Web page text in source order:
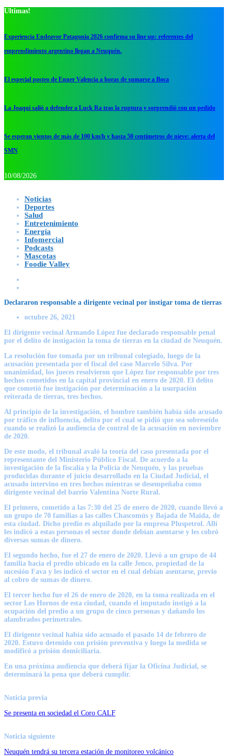
Ultimas!
Experiencia Endeavor Patagonia 2026 confirma su line up: referentes del
emprendimiento argentino llegan a Neuquén.
El especial posteo de Enner Valencia a horas de sumarse a Boca
La Joaqui salió a defender a Luck Ra tras la ruptura y sorprendió con un pedido
Se esperan vientos de más de 100 km/h y hasta 50 centímetros de nieve: alerta del
SMN
10/08/2026
Noticias
Deportes
Salud
Entretenimiento
Energía
Infomercial
Podcasts
Mascotas
Foodie Valley
Declararon responsable a dirigente vecinal por instigar toma de tierras
octubre 26, 2021
El dirigente vecinal Armando López fue declarado responsable penal
por el delito de instigación la toma de tierras en la ciudad de Neuquén.
La resolución fue tomada por un tribunal colegiado, luego de la
acusación presentada por el fiscal del caso Marcelo Silva. Por
unanimidad, los jueces resolvieron que López fue responsable por tres
hechos cometidos en la capital provincial en enero de 2020. El delito
que cometió fue instigación por determinación a la usurpación
reiterada de tierras, tres hechos.
Al principio de la investigación, el hombre también había sido acusado
por tráfico de influencia, delito por el cual se pidió que sea sobreseído
cuando se realizó la audiencia de control de la acusación en noviembre
de 2020.
De este modo, el tribunal avaló la teoría del caso presentada por el
representante del Ministerio Público Fiscal. De acuerdo a la
investigación de la fiscalía y la Policía de Neuquén, y las pruebas
producidas durante el juicio desarrollado en la Ciudad Judicial, el
acusado intervino en tres hechos mientras se desempeñaba como
dirigente vecinal del barrio Valentina Norte Rural.
El primero, cometido a las 7:30 del 25 de enero de 2020, cuando llevó a
un grupo de 70 familias a las calles Chascomús y Bajada de Maida, de
esta ciudad. Dicho predio es alquilado por la empresa Pluspetrol. Allí
les indicó a estas personas el sector donde debían asentarse y les cobró
diversas sumas de dinero.
El segundo hecho, fue el 27 de enero de 2020. Llevó a un grupo de 44
familia hacia el predio ubicado en la calle Jenco, propiedad de la
sucesión Fava y les indicó el sector en el cual debían asentarse, previo
al cobro de sumas de dinero.
El tercer hecho fue el 26 de enero de 2020, en la toma realizada en el
sector Los Hornos de esta ciudad, cuando el imputado instigó a la
ocupación del predio a un grupo de cinco personas y dañando los
alambrados perimetrales.
El dirigente vecinal había sido acusado el pasado 14 de febrero de
2020. Estuvo detenido con prisión preventiva y luego la medida se
modificó a prisión domiciliaria.
En una próxima audiencia que deberá fijar la Oficina Judicial, se
determinará la pena que deberá cumplir.
Noticia previa
Se presenta en sociedad el Coro CALF
Noticia siguiente
Neuquén tendrá su tercera estación de monitoreo volcánico